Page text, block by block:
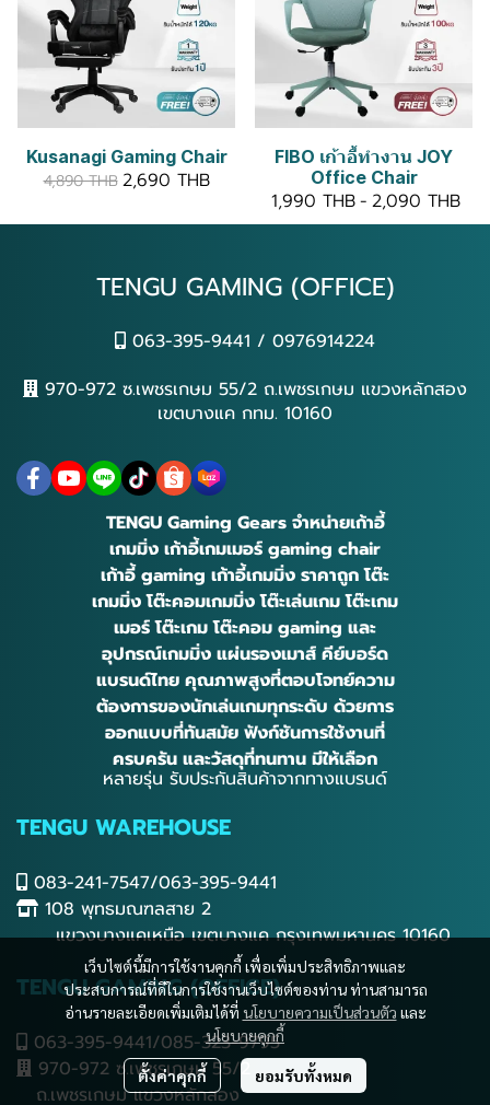
Kusanagi Gaming Chair
4,890 THB 2,690 THB
FIBO เก้าอี้ทำงาน JOY
Office Chair
1,990 THB- 2,090 THB
เว็บไซต์นี้มีการใช้งานคุกกี้ เพื่อเพิ่มประสิทธิภาพและ
ประสบการณ์ที่ดีในการใช้งานเว็บไซต์ของท่าน ท่านสามารถ
อ่านรายละเอียดเพิ่มเติมได้ที่ นโยบายความเป็นส่วนตัว และ
นโยบายคุกกี้
ตั้งค่าคุกกี้ ยอมรับทั้งหมด
TENGU GAMING (OFFICE)
063-395-9441 / 0976914224
970-972 ซ.เพชรเกษม 55/2 ถ.เพชรเกษม แขวงหลักสอง
เขตบางแค กทม. 10160
TENGU Gaming Gears จำหน่ายเก้าอี้
เกมมิ่ง เก้าอี้เกมเมอร์ gaming chair
เก้าอี้ gaming เก้าอี้เกมมิ่ง ราคาถูก โต๊ะ
เกมมิ่ง โต๊ะคอมเกมมิ่ง โต๊ะเล่นเกม โต๊ะเกม
เมอร์ โต๊ะเกม โต๊ะคอม gaming และ
อุปกรณ์เกมมิ่ง แผ่นรองเมาส์ คีย์บอร์ด
แบรนด์ไทย คุณภาพสูงที่ตอบโจทย์ความ
ต้องการของนักเล่นเกมทุกระดับ ด้วยการ
ออกแบบที่ทันสมัย ฟังก์ชันการใช้งานที่
ครบครัน และวัสดุที่ทนทาน มีให้เลือก
หลายรุ่น รับประกันสินค้าจากทางแบรนด์
TENGU WAREHOUSE
083-241-7547/063-395-9441
108 พุทธมณฑลสาย 2
แขวงบางแคเหนือ เขตบางแค กรุงเทพมหานคร 10160
TENGU GAMING (OFFICE)
063-395-9441/085-323-9795
970-972 ซ.เพชรเกษม 55/2
ถ.เพชรเกษม แขวงหลักสอง